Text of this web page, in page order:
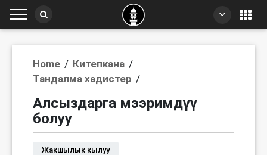
Home / Китепкана /
Тандалма хадистер /
Алсыздарга мээримдүү
болуу
Жакшылык кылуу